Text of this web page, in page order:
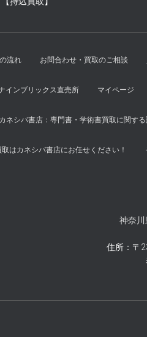
流れ お問合わせ・買取のご相談
インブリックス直売所 マイページ
カネシバ書店：専門書・学術書買取に関する
はカネシバ書店にお任せください！
神奈川
住所：〒